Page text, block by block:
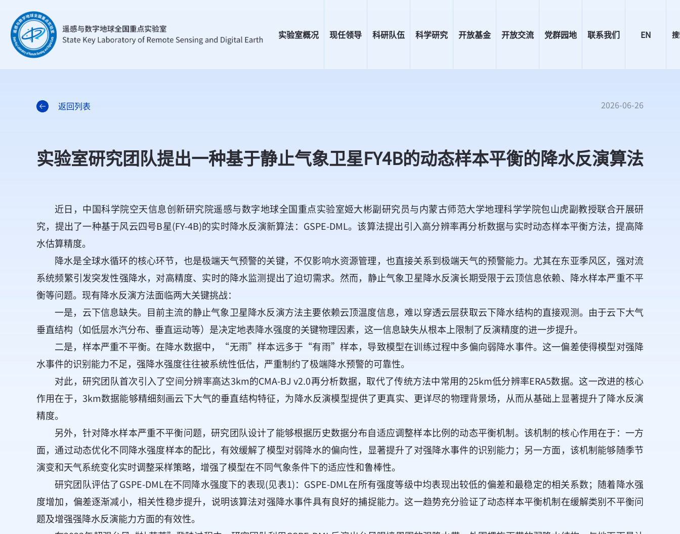
实验室概况 现任领导 科研队伍 科学研究 开放基金 开放交流 党群园地 联系我们 EN
返回列表 2026-06-26
实验室研究团队提出一种基于静止气象卫星FY4B的动态样本平衡的降水反演算法
近日，中国科学院空天信息创新研究院遥感与数字地球全国重点实验室姬大彬副研究员与内蒙古师范大学地理科学学院包山虎副教授联合开展研
究，提出了一种基于风云四号B星(FY-4B)的实时降水反演新算法：GSPE-DML。该算法提出引入高分辨率再分析数据与实时动态样本平衡方法，提高降
水估算精度。
降水是全球水循环的核心环节，也是极端天气预警的关键，不仅影响水资源管理，也直接关系到极端天气的预警能力。尤其在东亚季风区，强对流
系统频繁引发突发性强降水，对高精度、实时的降水监测提出了迫切需求。然而，静止气象卫星降水反演长期受限于云顶信息依赖、降水样本严重不平
衡等问题。现有降水反演方法面临两大关键挑战：
一是，云下信息缺失。目前主流的静止气象卫星降水反演方法主要依赖云顶温度信息，难以穿透云层获取云下降水结构的直接观测。由于云下大气
垂直结构（如低层水汽分布、垂直运动等）是决定地表降水强度的关键物理因素，这一信息缺失从根本上限制了反演精度的进一步提升。
二是，样本严重不平衡。在降水数据中，“无雨”样本远多于“有雨”样本，导致模型在训练过程中多偏向弱降水事件。这一偏差使得模型对强降
水事件的识别能力不足，强降水强度往往被系统性低估，严重制约了极端降水预警的可靠性。
对此，研究团队首次引入了空间分辨率高达3km的CMA-BJ v2.0再分析数据，取代了传统方法中常用的25km低分辨率ERA5数据。这一改进的核心
作用在于，3km数据能够精细刻画云下大气的垂直结构特征，为降水反演模型提供了更真实、更详尽的物理背景场，从而从基础上显著提升了降水反演
精度。
另外，针对降水样本严重不平衡问题，研究团队设计了能够根据历史数据分布自适应调整样本比例的动态平衡机制。该机制的核心作用在于：一方
面，通过动态优化不同降水强度样本的配比，有效缓解了模型对弱降水的偏向性，显著提升了对强降水事件的识别能力；另一方面，该机制能够随季节
演变和天气系统变化实时调整采样策略，增强了模型在不同气象条件下的适应性和鲁棒性。
研究团队评估了GSPE-DML在不同降水强度下的表现(见表1)：GSPE-DML在所有强度等级中均表现出较低的偏差和最稳定的相关系数；随着降水强
度增加，偏差逐渐减小，相关性稳步提升，说明该算法对强降水事件具有良好的捕捉能力。这一趋势充分验证了动态样本平衡机制在缓解类别不平衡问
题及增强强降水反演能力方面的有效性。